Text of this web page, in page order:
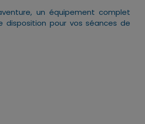
un équipement complet
disposition pour vos séances de